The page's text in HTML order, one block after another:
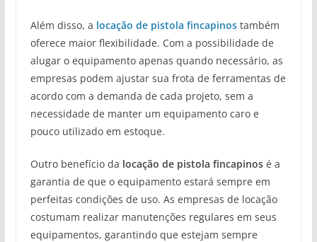
Além disso, a locação de pistola fincapinos também
oferece maior flexibilidade. Com a possibilidade de
alugar o equipamento apenas quando necessário, as
empresas podem ajustar sua frota de ferramentas de
acordo com a demanda de cada projeto, sem a
necessidade de manter um equipamento caro e
pouco utilizado em estoque.
Outro benefício da locação de pistola fincapinosé a
garantia de que o equipamento estará sempre em
perfeitas condições de uso. As empresas de locação
costumam realizar manutenções regulares em seus
equipamentos, garantindo que estejam sempre